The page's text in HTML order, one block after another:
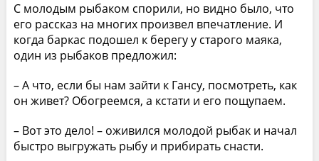
С молодым рыбаком спорили, но видно было, что
его рассказ на многих произвел впечатление. И
когда баркас подошел к берегу у старого маяка,
один из рыбаков предложил:
– А что, если бы нам зайти к Гансу, посмотреть, как
он живет? Обогреемся, а кстати и его пощупаем.
– Вот это дело! – оживился молодой рыбак и начал
быстро выгружать рыбу и прибирать снасти.